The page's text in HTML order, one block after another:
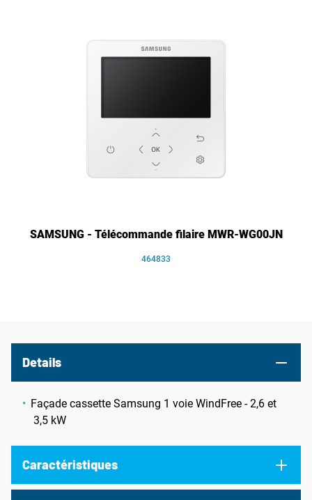
SAMSUNG - Télécommande filaire MWR-WG00JN
464833
Details
Façade cassette Samsung 1 voie WindFree - 2,6 et
3,5 kW
Caractéristiques